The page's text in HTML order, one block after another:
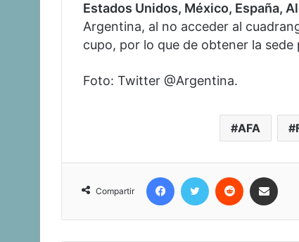
Estados Unidos, México, España,
Argentina, al no acceder al
cupo, por lo que de obtener la
Foto: Twitter @Argentina.
AFA
Compartir
Facebook
Twitter Reddit